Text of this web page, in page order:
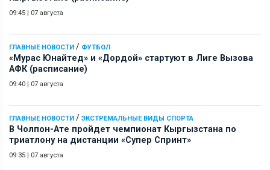
09:45 | 07 августа
ГЛАВНЫЕ НОВОСТИ / ФУТБОЛ
«Мурас Юнайтед» и «Дордой» стартуют в Лиге Вызова
АФК (расписание)
09:40 | 07 августа
ГЛАВНЫЕ НОВОСТИ / ЭКСТРЕМАЛЬНЫЕ ВИДЫ СПОРТА
В Чолпон-Ате пройдет чемпионат Кыргызстана по
триатлону на дистанции «Супер Спринт»
09:35 | 07 августа